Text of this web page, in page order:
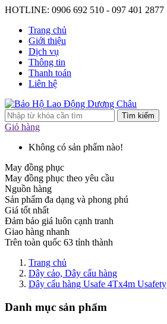
HOTLINE: 0906 692 510 - 097 401 2877
Trang chủ
Giới thiệu
Dịch vụ
Thông tin
Thanh toán
Liên hệ
Tìm kiếm
Giỏ hàng
Không có sản phẩm nào!
May đồng phục
May đồng phục theo yêu cầu
Nguồn hàng
Sản phẩm đa dạng và phong phú
Giá tốt nhất
Đảm bảo giá luôn cạnh tranh
Giao hàng nhanh
Trên toàn quốc 63 tỉnh thành
Trang chủ
Dây cảo, Dây cẩu hàng
Dây cẩu hàng Usafe 4Tx4m Usafety
Danh mục sản phẩm